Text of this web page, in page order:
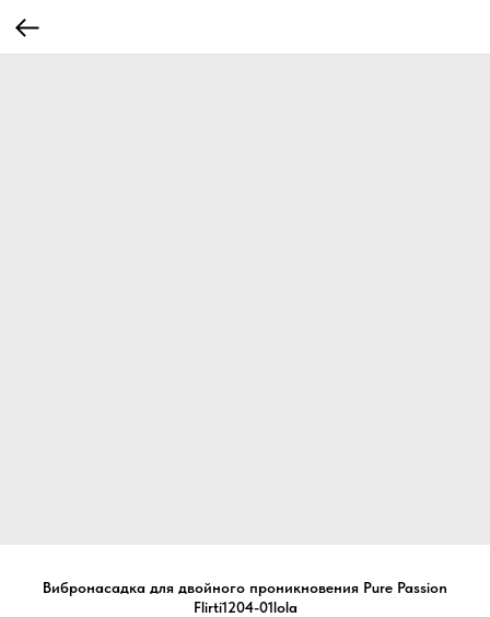
Вибронасадка для двойного проникновения Pure Passion
Flirti1204-01lola